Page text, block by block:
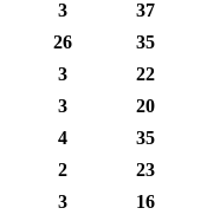
3
37
26
35
3
22
3
20
4
35
2
23
3 16